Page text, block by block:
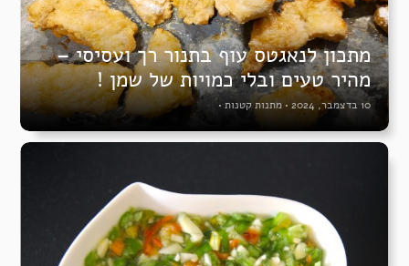
מתכון לנאגטס עוף בתנור רך ועסיסי –
מהיר טעים ובלי כמויות של שמן !
10 בדצמבר, 2024 • מתנות קטנות •